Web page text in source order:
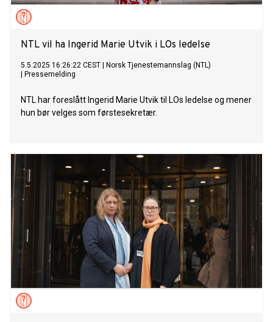
NTL vil ha Ingerid Marie Utvik i LOs ledelse
5.5.2025 16:26:22 CEST
Norsk Tjenestemannslag (NTL)
Pressemelding
NTL har foreslått Ingerid Marie Utvik til LOs ledelse og mener
hun bør velges som førstesekretær.